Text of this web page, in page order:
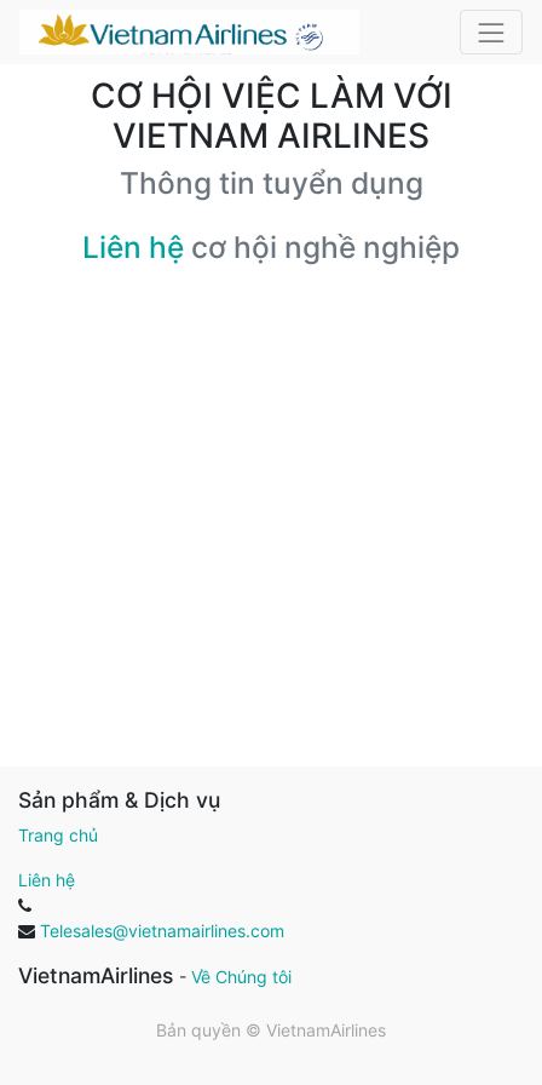
CƠ HỘI VIỆC LÀM VỚI
VIETNAM AIRLINES
Thông tin tuyển dụng
Liên hệ cơ hội nghề nghiệp
Sản phẩm & Dịch vụ
Trang chủ
Liên hệ
Telesales@vietnamairlines.com
VietnamAirlines - Về Chúng tôi
Bản quyền © VietnamAirlines